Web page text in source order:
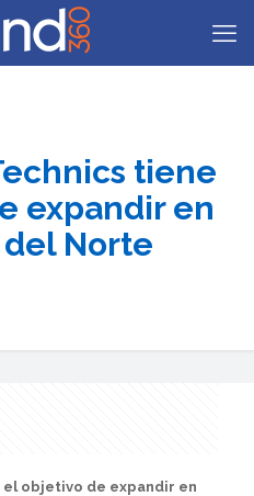
tiene
expandir en
Norte
objetivo de expandir en